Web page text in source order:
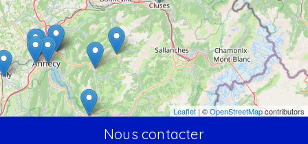
Leaflet | ©OpenStreetMapcontributors
Nous contacter